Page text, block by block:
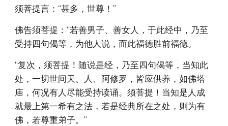
须菩提言：“甚多，世尊！”
佛告须菩提：“若善男子、善女人，于此经中，乃至
受持四句偈等，为他人说，而此福德胜前福德。
“复次，须菩提！随说是经，乃至四句偈等，当知此
处，一切世间天、人、阿修罗，皆应供养，如佛塔
庙，何况有人尽能受持读诵。须菩提！当知是人成
就最上第一希有之法，若是经典所在之处，则为有
佛，若尊重弟子。”